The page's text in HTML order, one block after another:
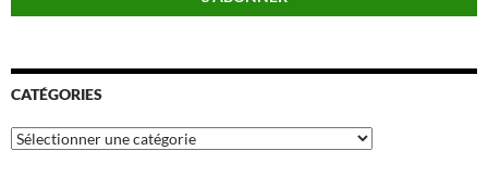
CATÉGORIES
Catégories